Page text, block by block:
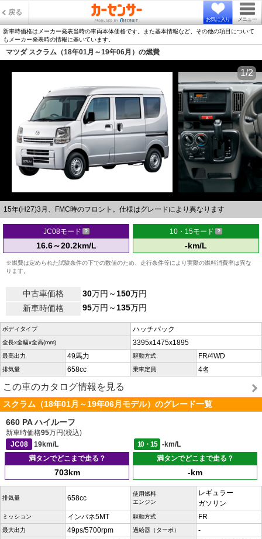
戻る
お気に入り メニュー
新車時価格はメーカー発表当時の車両本体価格です。また基本情報など、その他の項目について
もメーカー発表時の情報に基いています。
マツダ スクラム（18年01月～19年06月）の燃費
15年(H27)3月、FMC時のフロント。仕様はグレードにより異なります
1/2
JC08モード
16.6～20.2km/L
10・15モード
-km/L
※燃費は定められた試験条件の下での数値のため、走行条件等により実際の燃料消費率は異な
ります。
中古車価格 30万円～150万円
新車時価格
95万円～135万円
ボディタイプ ハッチバック
全長x全幅x全高(mm) 3395x1475x1895
最高出力 49馬力 駆動方式 FR/4WD
排気量 658cc 乗車定員 4名
この車のカタログ情報を見る
スクラム（18年01月～19年06月モデル）のグレード一覧
660 PA ハイルーフ
新車時価格95万円(税込)
JC08
19km/L 10・15
-km/L
満タンでどこまで走る？
703km
満タンでどこまで走る？
-km
排気量 658cc
使用燃料
エンジン
レギュラー
ガソリン
ミッション インパネ5MT 駆動方式 FR
最大出力 49ps/5700rpm 過給器（ターボ） -